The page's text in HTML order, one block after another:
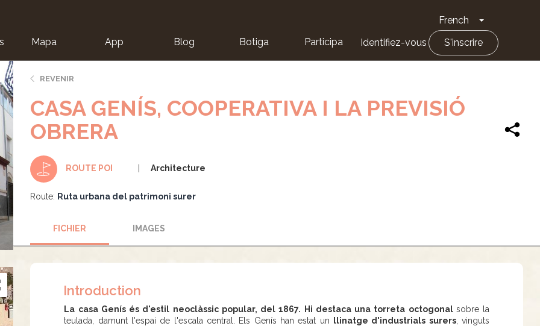
French Toggle
Mapa App Blog Botiga Participa Identifiez-vous S'inscrire
REVENIR
CASA GENÍS, COOPERATIVA I LA PREVISIÓ
OBRERA
ROUTE POI Architecture
Route: Ruta urbana del patrimoni surer
FICHIER IMAGES
Introduction
La casa Genís és d'estil neoclàssic popular, del 1867. Hi destaca una torreta octogonal sobre la
teulada, damunt l'espai de l'escala central. Els Genís han estat un
llinatge d'industrials surers, vinguts